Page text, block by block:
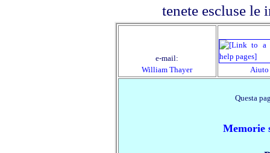
e‑mail:
William Thayer
Aiuto
Questa
Memorie